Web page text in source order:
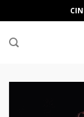
to
content